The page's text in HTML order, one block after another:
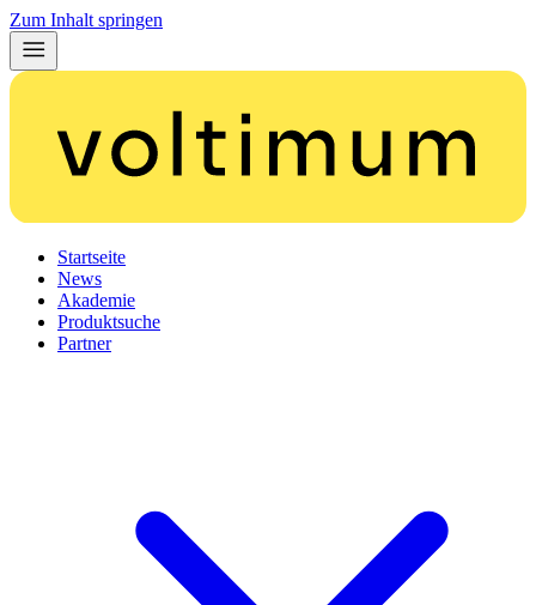
Zum Inhalt springen
Startseite
News
Akademie
Produktsuche
Partner